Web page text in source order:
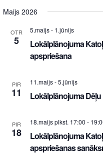
Maijs 2026
OTR
5
5.maijs- 1.jūnijs
Lokālplānojuma
apspriešana
PIR
11
11.maijs-5.jūnijs
Lokālplānojuma
PIR
18
18.maijs plkst. 17:00 -
Lokālplānojuma
apspriešanas